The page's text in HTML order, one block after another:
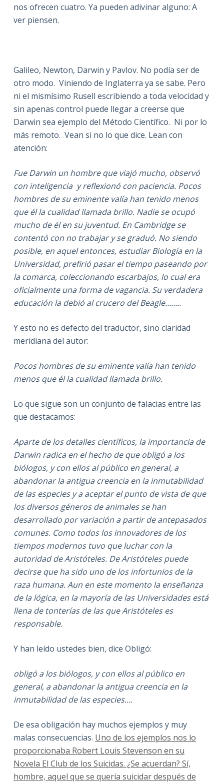
nos ofrecen cuatro. Ya pueden adivinar alguno: A
ver piensen.
Galileo, Newton, Darwin y Pavlov. No podía ser de
otro modo. Viniendo de Inglaterra ya se sabe. Pero
ni el mismísimo Rusell escribiendo a toda velocidad y
sin apenas control puede llegar a creerse que
Darwin sea ejemplo del Método Científico. Ni por lo
más remoto. Vean si no lo que dice. Lean con
atención:
Fue Darwin un hombre que viajó mucho, observó
con inteligencia y reflexionó con paciencia. Pocos
hombres de su eminente valía han tenido menos
que él la cualidad llamada brillo. Nadie se ocupó
mucho de él en su juventud. En Cambridge se
contentó con no trabajar y se graduó. No siendo
posible, en aquel entonces, estudiar Biología en la
Universidad, prefirió pasar el tiempo paseando por
la comarca, coleccionando escarbajos, lo cual era
oficialmente una forma de vagancia. Su verdadera
educación la debió al crucero del Beagle……..
Y esto no es defecto del traductor, sino claridad
meridiana del autor:
Pocos hombres de su eminente valía han tenido
menos que él la cualidad llamada brillo.
Lo que sigue son un conjunto de falacias entre las
que destacamos:
Aparte de los detalles científicos, la importancia de
Darwin radica en el hecho de que obligó a los
biólogos, y con ellos al público en general, a
abandonar la antigua creencia en la inmutabilidad
de las especies y a aceptar el punto de vista de que
los diversos géneros de animales se han
desarrollado por variación a partir de antepasados
comunes. Como todos los innovadores de los
tiempos modernos tuvo que luchar con la
autoridad de Aristóteles. De Aristóteles puede
decirse que ha sido uno de los infortunios de la
raza humana. Aun en este momento la enseñanza
de la lógica, en la mayoría de las Universidades está
llena de tonterías de las que Aristóteles es
responsable.
Y han leído ustedes bien, dice Obligó:
obligó a los biólogos, y con ellos al público en
general, a abandonar la antigua creencia en la
inmutabilidad de las especies….
De esa obligación hay muchos ejemplos y muy
malas consecuencias. Uno de los ejemplos nos lo
proporcionaba Robert Louis Stevenson en su
Novela El Club de los Suicidas. ¿Se acuerdan? Sí,
hombre, aquel que se quería suicidar después de